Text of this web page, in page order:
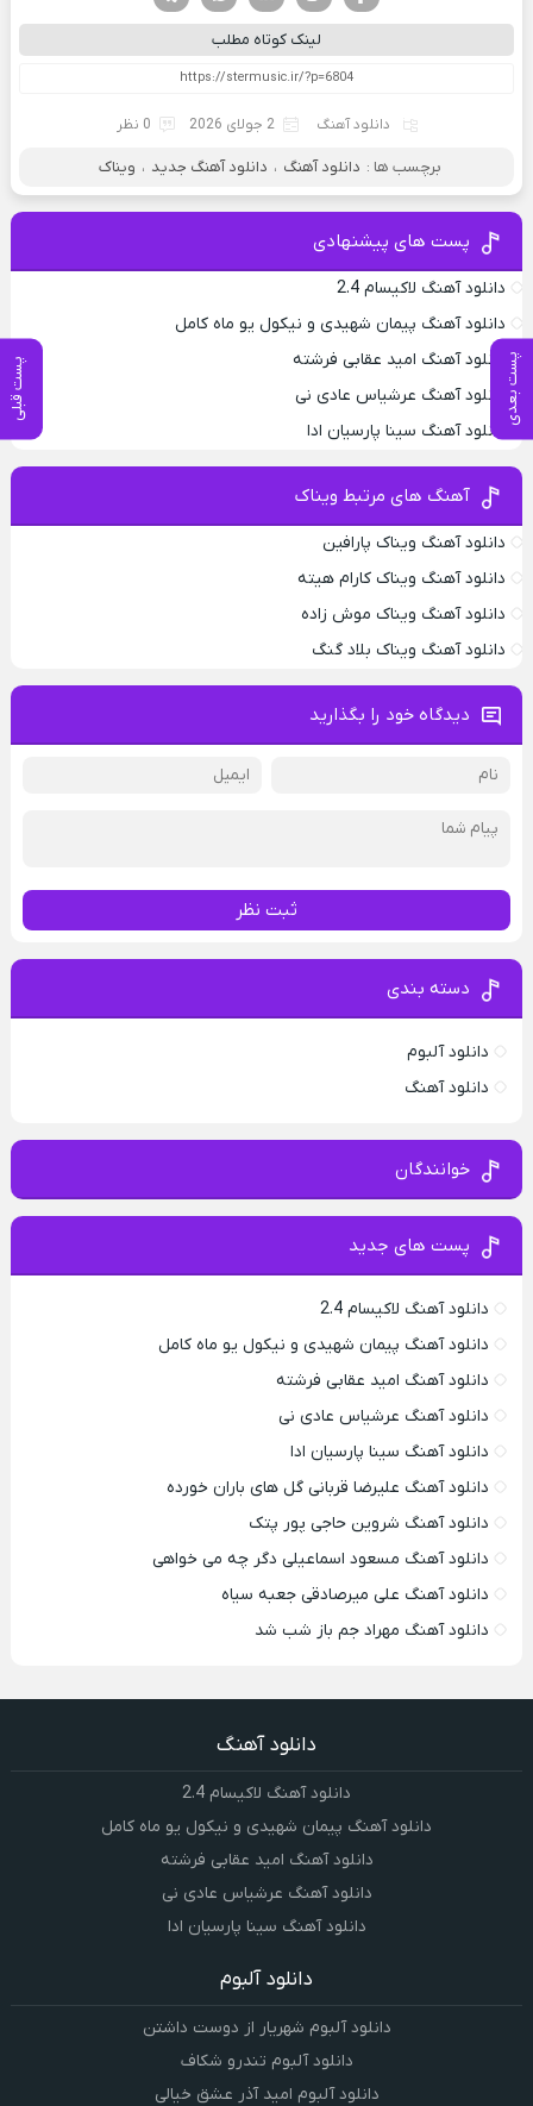
پست بعدی پست قبلی
لینک کوتاه مطلب
دانلود آهنگ 2 جولای 2026 0 نظر
برچسب ها : دانلود آهنگ ، دانلود آهنگ جدید ، ویناک
پست های پیشنهادی
دانلود آهنگ لاکیسام 2.4
دانلود آهنگ پیمان شهیدی و نیکول یو ماه کامل
دانلود آهنگ امید عقابی فرشته
دانلود آهنگ عرشیاس عادی نی
دانلود آهنگ سینا پارسیان ادا
آهنگ های مرتبط ویناک
دانلود آهنگ ویناک پارافین
دانلود آهنگ ویناک کارام هیته
دانلود آهنگ ویناک موش زاده
دانلود آهنگ ویناک بلاد گنگ
دیدگاه خود را بگذارید
ثبت نظر
دسته بندی
دانلود آلبوم
دانلود آهنگ
خوانندگان
پست های جدید
دانلود آهنگ لاکیسام 2.4
دانلود آهنگ پیمان شهیدی و نیکول یو ماه کامل
دانلود آهنگ امید عقابی فرشته
دانلود آهنگ عرشیاس عادی نی
دانلود آهنگ سینا پارسیان ادا
دانلود آهنگ علیرضا قربانی گل های باران خورده
دانلود آهنگ شروین حاجی پور پتک
دانلود آهنگ مسعود اسماعیلی دگر چه می خواهی
دانلود آهنگ علی میرصادقی جعبه سیاه
دانلود آهنگ مهراد جم باز شب شد
دانلود آهنگ
دانلود آهنگ لاکیسام 2.4
دانلود آهنگ پیمان شهیدی و نیکول یو ماه کامل
دانلود آهنگ امید عقابی فرشته
دانلود آهنگ عرشیاس عادی نی
دانلود آهنگ سینا پارسیان ادا
دانلود آلبوم
دانلود آلبوم شهریار از دوست داشتن
دانلود آلبوم تندرو شکاف
دانلود آلبوم امید آذر عشق خیالی